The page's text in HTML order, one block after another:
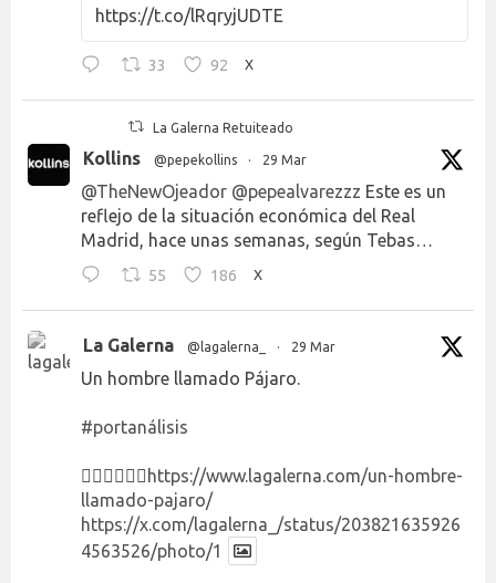
https://t.co/lRqryjUDTE
33 92 X
La Galerna Retuiteado
Kollins @pepekollins · 29 Mar
@TheNewOjeador @pepealvarezzz Este es un
reflejo de la situación económica del Real
Madrid, hace unas semanas, según Tebas…
55 186 X
La Galerna @lagalerna_ · 29 Mar
Un hombre llamado Pájaro.
#portanálisis
👉🏻👉🏻👉🏻 https://www.lagalerna.com/un-hombre-
llamado-pajaro/
https://x.com/lagalerna_/status/203821635926
4563526/photo/1